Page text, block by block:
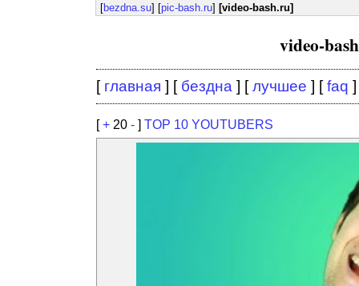
[bezdna.su] [pic-bash.ru] [video-bash.ru]
video-
[ главная ] [ бездна ] [лучшее ] [faq ]
[+ 20 - ] TOP 10 YOUTUBERS